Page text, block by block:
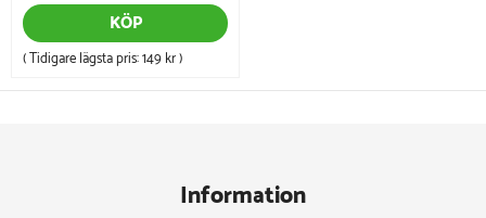
KÖP
( Tidigare lägsta pris:149 kr)
Information